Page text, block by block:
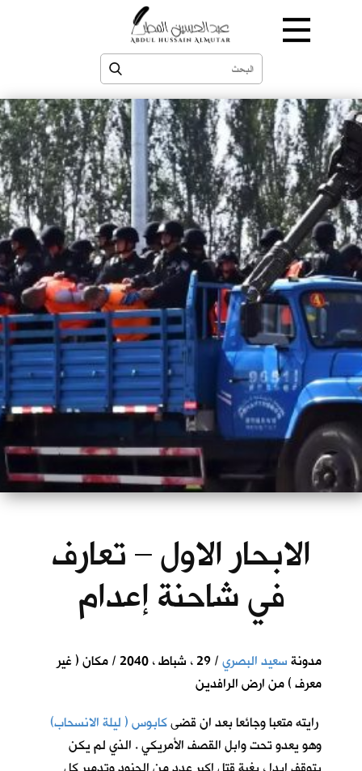
الابحار الاول – تعارف
في شاحنة إعدام
مدونةسعيد البصري
/ 29 ، شباط ، 2040 / مكان ( غير
معرف ) من ارض الرافدين
رايته متعبا وجائعا بعد ان قضىكابوس ( ليلة الانسحاب)
وهو يعدو تحت وابل القصف الأمريكي . الذي لم يكن